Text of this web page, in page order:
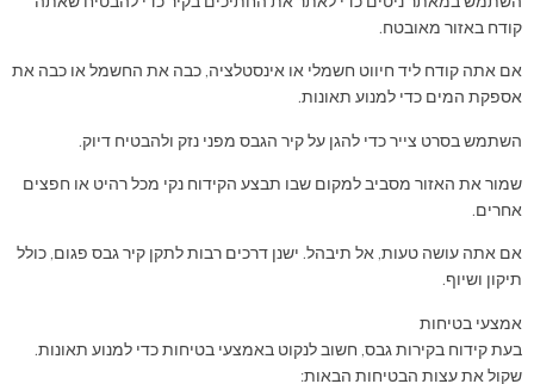
קודח באזור מאובטח.
אם אתה קודח ליד חיווט חשמלי או אינסטלציה, כבה את החשמל או כבה את
אספקת המים כדי למנוע תאונות.
השתמש בסרט צייר כדי להגן על קיר הגבס מפני נזק ולהבטיח דיוק.
שמור את האזור מסביב למקום שבו תבצע הקידוח נקי מכל רהיט או חפצים
אחרים.
אם אתה עושה טעות, אל תיבהל. ישנן דרכים רבות לתקן קיר גבס פגום, כולל
תיקון ושיוף.
אמצעי בטיחות
בעת קידוח בקירות גבס, חשוב לנקוט באמצעי בטיחות כדי למנוע תאונות.
שקול את עצות הבטיחות הבאות: